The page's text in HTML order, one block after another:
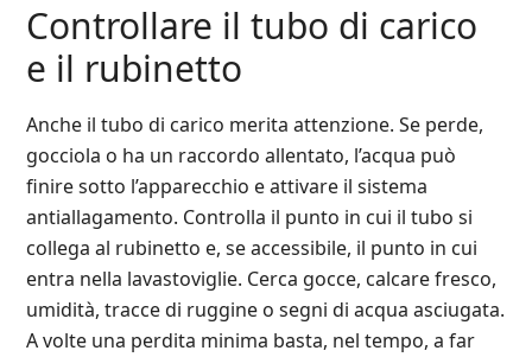
Controllare il tubo di carico
e il rubinetto
Anche il tubo di carico merita attenzione. Se perde,
gocciola o ha un raccordo allentato, l’acqua può
finire sotto l’apparecchio e attivare il sistema
antiallagamento. Controlla il punto in cui il tubo si
collega al rubinetto e, se accessibile, il punto in cui
entra nella lavastoviglie. Cerca gocce, calcare fresco,
umidità, tracce di ruggine o segni di acqua asciugata.
A volte una perdita minima basta, nel tempo, a far